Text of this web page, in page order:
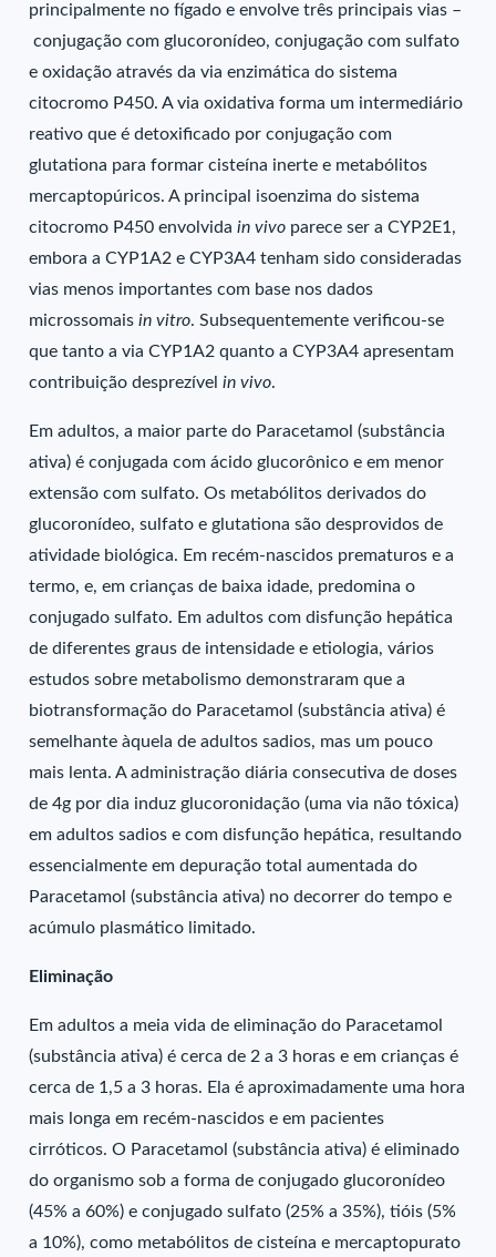
principalmente no fígado e envolve três principais vias –
conjugação com glucoronídeo, conjugação com sulfato
e oxidação através da via enzimática do sistema
citocromo P450. A via oxidativa forma um intermediário
reativo que é detoxificado por conjugação com
glutationa para formar cisteína inerte e metabólitos
mercaptopúricos. A principal isoenzima do sistema
citocromo P450 envolvida in vivo parece ser a CYP2E1,
embora a CYP1A2 e CYP3A4 tenham sido consideradas
vias menos importantes com base nos dados
microssomaisin vitro. Subsequentemente verificou-se
que tanto a via CYP1A2 quanto a CYP3A4 apresentam
contribuição desprezívelin vivo.
Em adultos, a maior parte do Paracetamol (substância
ativa) é conjugada com ácido glucorônico e em menor
extensão com sulfato. Os metabólitos derivados do
glucoronídeo, sulfato e glutationa são desprovidos de
atividade biológica. Em recém-nascidos prematuros e a
termo, e, em crianças de baixa idade, predomina o
conjugado sulfato. Em adultos com disfunção hepática
de diferentes graus de intensidade e etiologia, vários
estudos sobre metabolismo demonstraram que a
biotransformação do Paracetamol (substância ativa) é
semelhante àquela de adultos sadios, mas um pouco
mais lenta. A administração diária consecutiva de doses
de 4g por dia induz glucoronidação (uma via não tóxica)
em adultos sadios e com disfunção hepática, resultando
essencialmente em depuração total aumentada do
Paracetamol (substância ativa) no decorrer do tempo e
acúmulo plasmático limitado.
Eliminação
Em adultos a meia vida de eliminação do Paracetamol
(substância ativa) é cerca de 2 a 3 horas e em crianças é
cerca de 1,5 a 3 horas. Ela é aproximadamente uma hora
mais longa em recém-nascidos e em pacientes
cirróticos. O Paracetamol (substância ativa) é eliminado
do organismo sob a forma de conjugado glucoronídeo
(45% a 60%) e conjugado sulfato (25% a 35%), tióis (5%
a 10%), como metabólitos de cisteína e mercaptopurato